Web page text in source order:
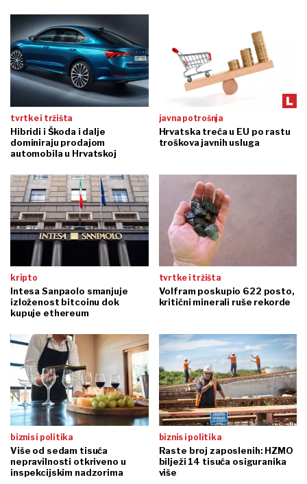
tvrtke i tržišta
Hibridi i Škoda i dalje
dominiraju prodajom
automobila u Hrvatskoj
javna potrošnja
Hrvatska treća u EU po rastu
troškova javnih usluga
kripto
Intesa Sanpaolo smanjuje
izloženost bitcoinu dok
kupuje ethereum
tvrtke i tržišta
Volfram poskupio 622 posto,
kritični minerali ruše rekorde
biznis i politika
Više od sedam tisuća
nepravilnosti otkriveno u
inspekcijskim nadzorima
biznis i politika
Raste broj zaposlenih: HZMO
bilježi 14 tisuća osiguranika
više